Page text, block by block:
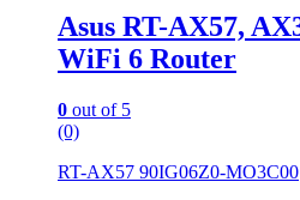
Asus RT-AX57,
WiFi 6 Router
0 out of 5
(0)
RT-AX57 90IG06Z0-MO3C00